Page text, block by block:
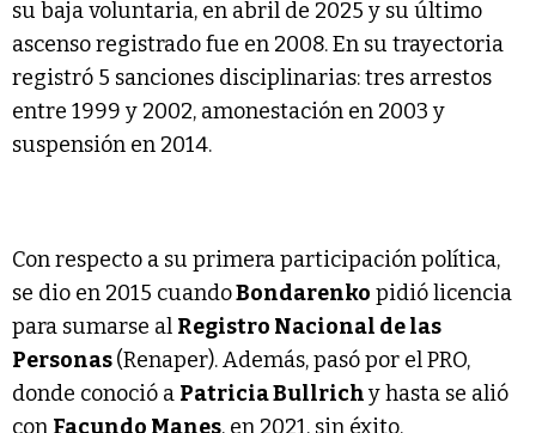
su baja voluntaria, en abril de 2025 y su último
ascenso registrado fue en 2008. En su trayectoria
registró 5 sanciones disciplinarias: tres arrestos
entre 1999 y 2002, amonestación en 2003 y
suspensión en 2014.
Con respecto a su primera participación política,
se dio en 2015 cuandoBondarenko pidió licencia
para sumarse al Registro Nacional de las
Personas(Renaper). Además, pasó por el PRO,
donde conoció a Patricia Bullrichy hasta se alió
con Facundo Manes, en 2021, sin éxito.